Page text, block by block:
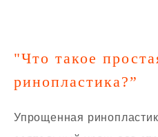
"Что такое
ринопластика?”
Упрощенная